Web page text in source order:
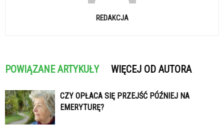
REDAKCJA
POWIĄZANE ARTYKUŁY WIĘCEJ OD AUTORA
CZY OPŁACA SIĘ PRZEJŚĆ PÓŹNIEJ NA
EMERYTURĘ?